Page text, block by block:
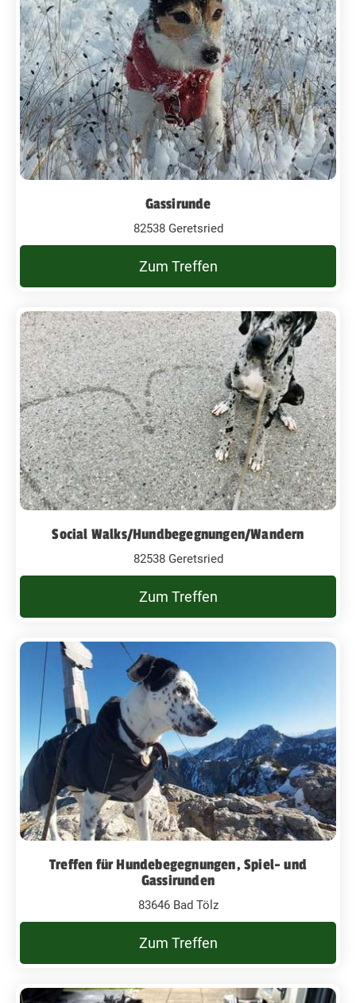
Gassirunde
82538 Geretsried
Zum Treffen
Social Walks/Hundbegegnungen/Wandern
82538 Geretsried
Zum Treffen
Treffen für Hundebegegnungen, Spiel- und
Gassirunden
83646 Bad Tölz
Zum Treffen